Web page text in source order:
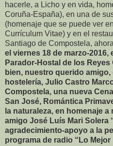
hacerle, a Licho y en vida,
Coruña-España), en una de
(homenaje que se puede ver
Currículum Vitae) y en el
Santiago de Compostela,
el viernes 18 de marzo-2016,
Parador-Hostal de los
bien, nuestro querido
hostelería, Julio Castro
Compostela, una nueva
San José, Romántica
la naturaleza, en homenaje
amigo José Luís Mari Solera
agradecimiento-apoyo a la
programa de radio “Lo